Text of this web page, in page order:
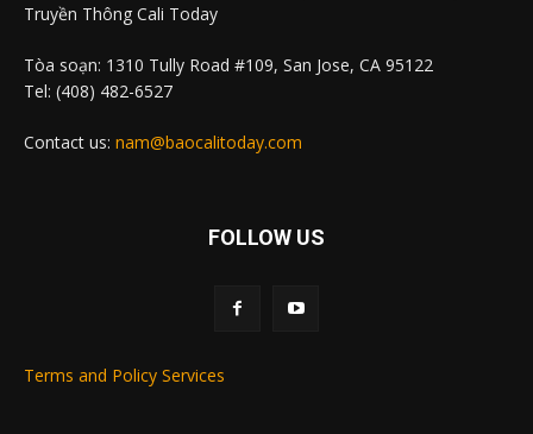
Truyền Thông Cali Today
Tòa soạn: 1310 Tully Road #109, San Jose, CA 95122
Tel: (408) 482-6527
Contact us: nam@baocalitoday.com
FOLLOW US
Terms and Policy Services